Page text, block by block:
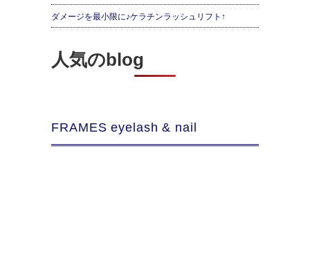
ダメージを最小限に♪ケラチンラッシュリフト↑
人気のblog
FRAMES eyelash & nail